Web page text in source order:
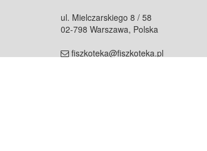
ul. Mielczarskiego 8 / 58
02-798 Warszawa, Polska
fiszkoteka@fiszkoteka.pl